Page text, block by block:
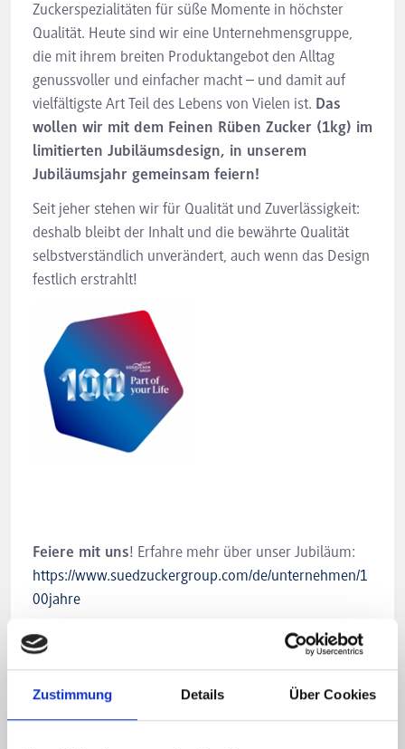
Zustimmung Details Über Cookies
Zuckerspezialitäten für süße Momente in höchster
Qualität. Heute sind wir eine Unternehmensgruppe,
die mit ihrem breiten Produktangebot den Alltag
genussvoller und einfacher macht – und damit auf
vielfältigste Art Teil des Lebens von Vielen ist. Das
wollen wir mit dem Feinen Rüben Zucker (1kg) im
limitierten Jubiläumsdesign, in unserem
Jubiläumsjahr gemeinsam feiern!
Seit jeher stehen wir für Qualität und Zuverlässigkeit:
deshalb bleibt der Inhalt und die bewährte Qualität
selbstverständlich unverändert, auch wenn das Design
festlich erstrahlt!
Feiere mit uns! Erfahre mehr über unser Jubiläum:
https://www.suedzuckergroup.com/de/unternehmen/1
00jahre